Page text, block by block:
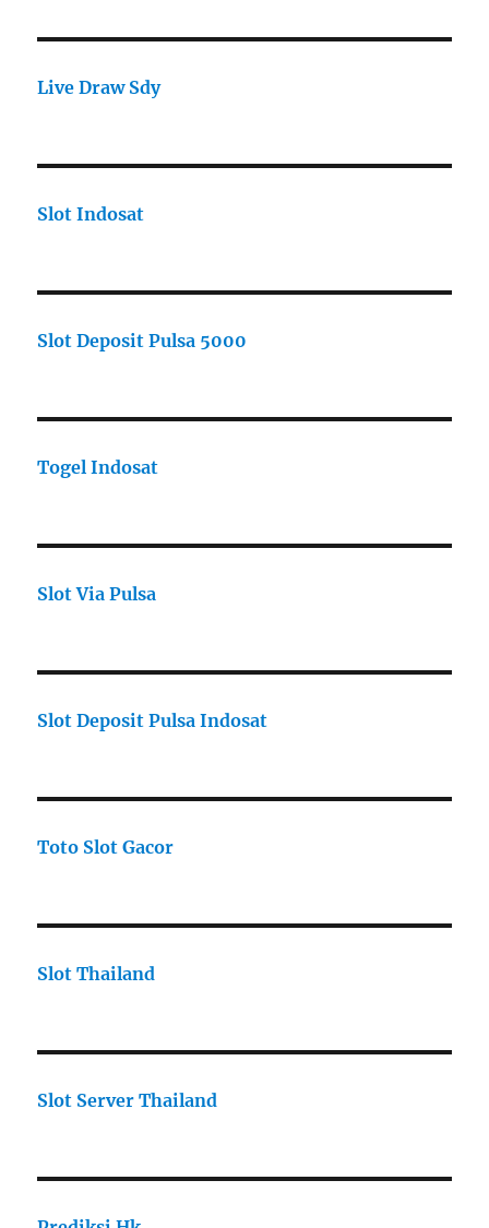
Live Draw Sdy
Slot Indosat
Slot Deposit Pulsa 5000
Togel Indosat
Slot Via Pulsa
Slot Deposit Pulsa Indosat
Toto Slot Gacor
Slot Thailand
Slot Server Thailand